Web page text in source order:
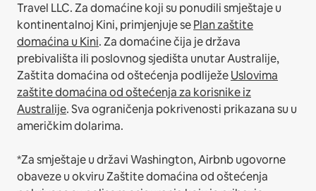
Travel LLC.Za domaćine koji su ponudili smještaje u
kontinentalnoj Kini, primjenjuje sePlan zaštite
domaćina u Kini.Za domaćine čija je država
prebivališta ili poslovnog sjedišta unutar Australije,
Zaštita domaćina od oštećenja podliježeUslovima
zaštite domaćina od oštećenja za korisnike iz
Australije. Sva ograničenja pokrivenosti prikazana su u
američkim dolarima.
*Za smještaje u državi Washington, Airbnb ugovorne
obaveze u okviru Zaštite domaćina od oštećenja